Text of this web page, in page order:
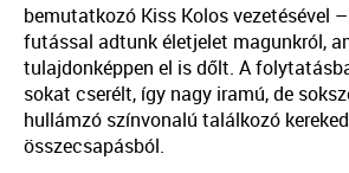
bemutatkozó Kiss Kolos vezetésével
futással adtunk életjelet magunkról,
tulajdonképpen el is dőlt. A
sokat cserélt, így nagy iramú, de
hullámzó színvonalú találkozó
összecsapásból.